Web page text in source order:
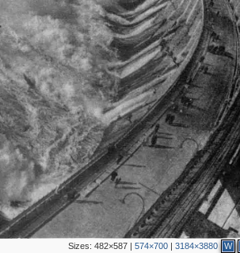
Sizes:482×587 |574×700 |3184×3880 W